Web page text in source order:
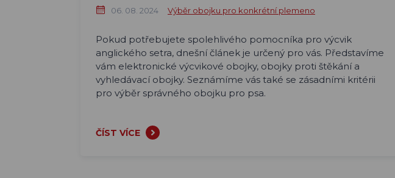
06. 08. 2024 Výběr obojku pro konkrétní plemeno
Pokud potřebujete spolehlivého pomocníka pro výcvik
anglického setra, dnešní článek je určený pro vás. Představíme
vám elektronické výcvikové obojky, obojky proti štěkání a
vyhledávací obojky. Seznámíme vás také se zásadními kritérii
pro výběr správného obojku pro psa.
ČÍST VÍCE